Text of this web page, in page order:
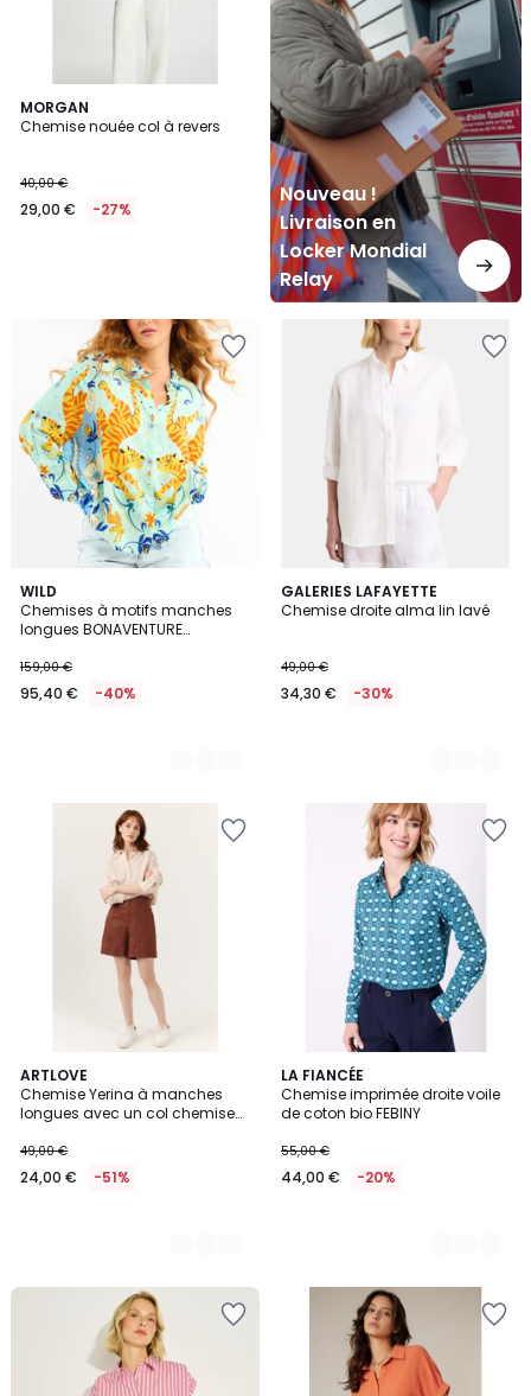
MORGAN
Chemise nouée col à revers
40,00 €
29,00 € -27%
Nouveau !
Livraison en
Locker Mondial
Relay
WILD
Chemises à motifs manches
longues BONAVENTURE
159,00 €
95,40 € -40%
3
Couleurs
GALERIES LAFAYETTE
Chemise droite alma lin lavé
49,00 €
34,30 € -30%
7
Couleurs
ARTLOVE
Chemise Yerina à manches
longues avec un col chemise
49,00 €
24,00 € -51%
4
Couleurs
LA FIANCÉE
Chemise imprimée droite voile
de coton bio FEBINY
55,00 €
44,00 € -20%
4
Couleurs